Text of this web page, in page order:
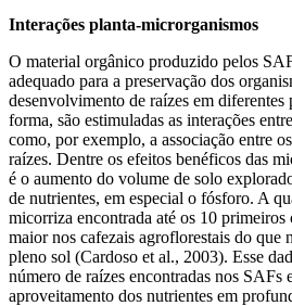
Interações planta-microrganismos
O material orgânico produzido pelos
adequado para a preservação dos
desenvolvimento de raízes em diferentes
forma, são estimuladas as interações
como, por exemplo, a associação entre
raízes. Dentre os efeitos benéficos das
é o aumento do volume de solo
de nutrientes, em especial o fósforo. A
micorriza encontrada até os 10
maior nos cafezais agroflorestais do que
pleno sol (Cardoso et al., 2003). Esse
número de raízes encontradas nos SAFs
aproveitamento dos nutrientes em